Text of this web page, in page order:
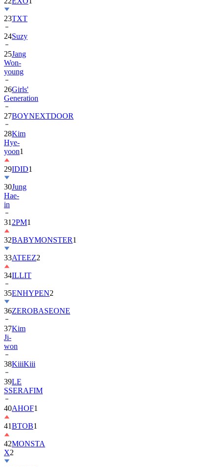
24Suzy
25Jang
Won-
young
26Girls'
Generation
27BOYNEXTDOOR
28Kim
Hye-
yoon1
29IDID
30Jung
Hae-
in
31
32 BABYMONSTER
33ATEEZ2
34ILLIT
35ENHYPEN
36ZEROBASEONE
37Kim
Ji-
won
38KiiiKiii
39LE
SSERAFIM
40AHOF1
41BTOB1
42MONSTA
X
43SUPER
JUNIOR